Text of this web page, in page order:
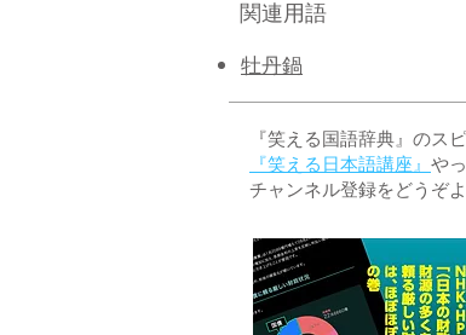
関連用語
​牡丹鍋
『笑える国語辞典』のス
『笑える日本語講座』 や
チャンネル登録をどうぞよ